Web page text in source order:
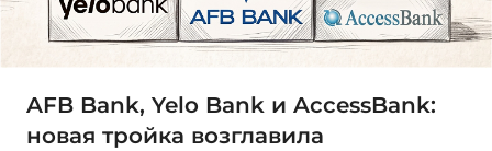
AFB Bank, Yelo Bank и AccessBank:
новая тройка возглавила